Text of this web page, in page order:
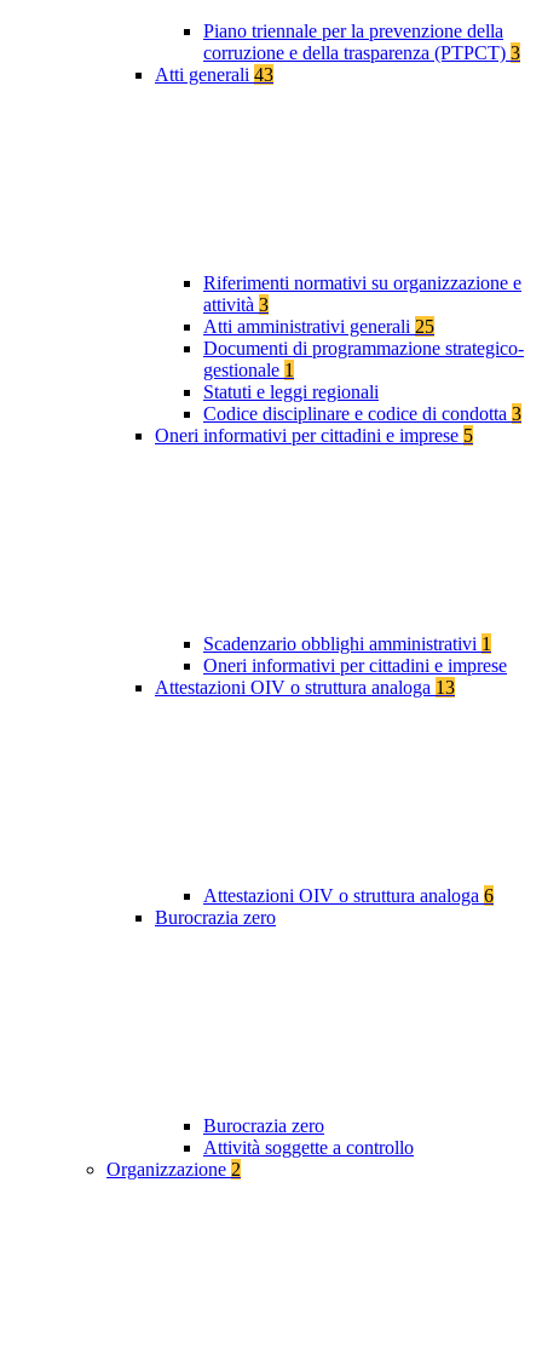
Piano triennale per la prevenzione della
corruzione e della trasparenza (PTPCT) 3
Atti generali 43
Riferimenti normativi su organizzazione e
attività 3
Atti amministrativi generali 25
Documenti di programmazione strategico-
gestionale 1
Statuti e leggi regionali
Codice disciplinare e codice di condotta 3
Oneri informativi per cittadini e imprese 5
Scadenzario obblighi amministrativi 1
Oneri informativi per cittadini e imprese
Attestazioni OIV o struttura analoga 13
Attestazioni OIV o struttura analoga 6
Burocrazia zero
Burocrazia zero
Attività soggette a controllo
Organizzazione 2